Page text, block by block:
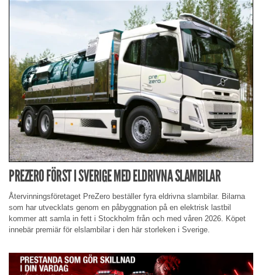
PREZERO FÖRST I SVERIGE MED ELDRIVNA SLAMBILAR
Återvinningsföretaget PreZero beställer fyra eldrivna slambilar. Bilarna
som har utvecklats genom en påbyggnation på en elektrisk lastbil
kommer att samla in fett i Stockholm från och med våren 2026. Köpet
innebär premiär för elslambilar i den här storleken i Sverige.